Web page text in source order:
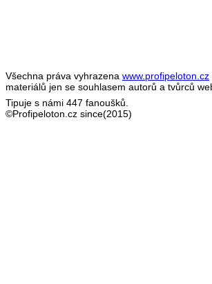
Všechna práva vyhrazena www.profipeloton.cz
materiálů jen se souhlasem autorů a tvůrců
Tipuje s námi 447 fanoušků.
©Profipeloton.cz since(2015)